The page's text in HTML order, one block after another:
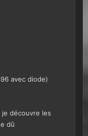
avec diode)
découvre les
dû